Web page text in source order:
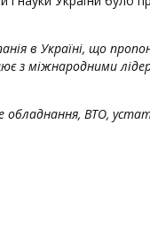
в Україні, що
з міжнародними
обладнання, ВТО,